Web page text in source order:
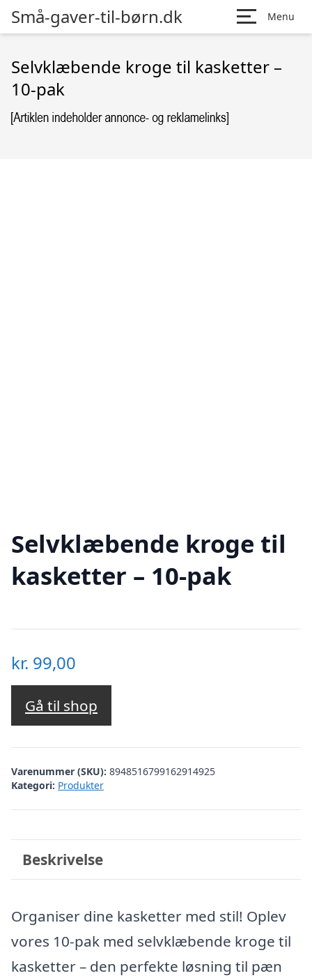
Små-gaver-til-børn.dk Menu
Selvklæbende kroge til kasketter –
10-pak
Selvklæbende kroge til
kasketter – 10-pak
kr. 99,00
Gå til shop
Varenummer (SKU): 8948516799162914925
Kategori: Produkter
Beskrivelse
Organiser dine kasketter med stil! Oplev
vores 10-pak med selvklæbende kroge til
kasketter – den perfekte løsning til pæn